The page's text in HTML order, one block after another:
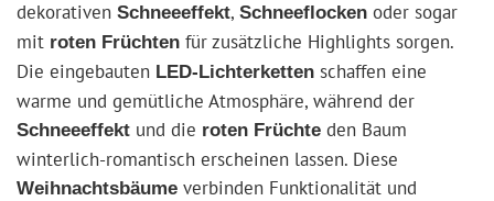
dekorativen Schneeeffekt, Schneeflocken oder sogar
mit roten Früchten für zusätzliche Highlights sorgen.
Die eingebauten LED-Lichterketten schaffen eine
warme und gemütliche Atmosphäre, während der
Schneeeffekt und die roten Früchte den Baum
winterlich-romantisch erscheinen lassen. Diese
Weihnachtsbäume verbinden Funktionalität und